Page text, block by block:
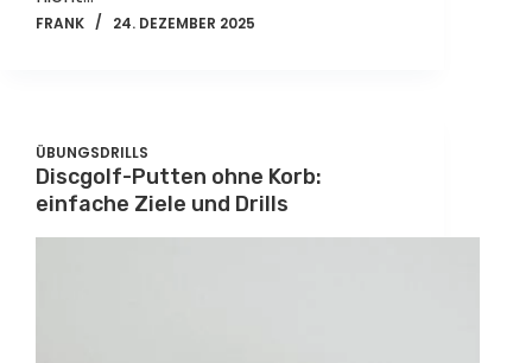
FRANK 24. DEZEMBER 2025
ÜBUNGSDRILLS
Discgolf-Putten ohne Korb:
einfache Ziele und Drills